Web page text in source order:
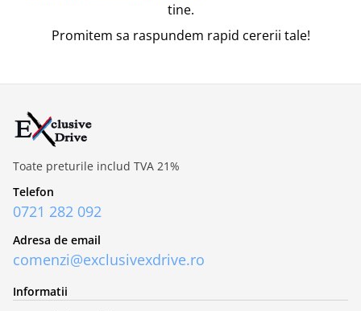
tine.
Promitem sa raspundem rapid cererii tale!
Toate preturile includ TVA 21%
Telefon
0721 282 092
Adresa de email
comenzi@exclusivexdrive.ro
Informatii